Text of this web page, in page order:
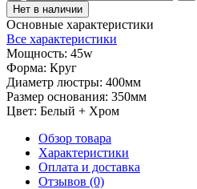
Нет в наличии
Основные характеристики
Все характеристики
Мощность: 45w
Форма: Круг
Диаметр люстры: 400мм
Размер основания: 350мм
Цвет: Белый + Хром
Обзор товара
Характеристики
Оплата и доставка
Отзывов (0)